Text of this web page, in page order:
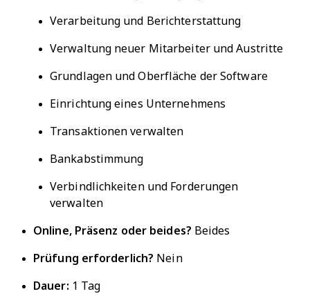
Verarbeitung und Berichterstattung
Verwaltung neuer Mitarbeiter und Austritte
Grundlagen und Oberfläche der Software
Einrichtung eines Unternehmens
Transaktionen verwalten
Bankabstimmung
Verbindlichkeiten und Forderungen
verwalten
Online, Präsenz oder beides? Beides
Prüfung erforderlich? Nein
Dauer: 1 Tag